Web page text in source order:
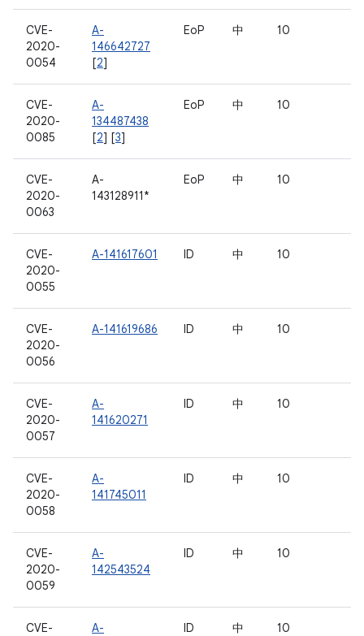
CVE-
2020-
0054
A-
146642727
[2]
EoP 中 10
CVE-
2020-
0085
A-
134487438
[2] [3]
EoP 中 10
CVE-
2020-
0063
A-
143128911*
EoP 中 10
CVE-
2020-
0055
A-141617601 ID 中 10
CVE-
2020-
0056
A-141619686 ID 中 10
CVE-
2020-
0057
A-
141620271
ID 中 10
CVE-
2020-
0058
A-
141745011
ID 中 10
CVE-
2020-
0059
A-
142543524
ID 中 10
CVE-
A-
ID 中 10